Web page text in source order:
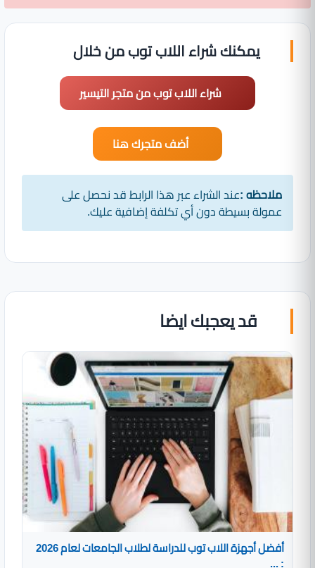
يمكنك شراء اللاب توب من خلال
شراء اللاب توب من متجر التيسير
أضف متجرك هنا
ملاحظه :عند الشراء عبر هذا الرابط قد نحصل على
عمولة بسيطة دون أي تكلفة إضافية عليك.
قد يعجبك ايضا
أفضل أجهزة اللاب توب للدراسة لطلاب الجامعات لعام 2026
: ...